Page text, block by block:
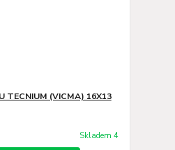
TECNIUM (VICMA) 16X13
Skladem 4